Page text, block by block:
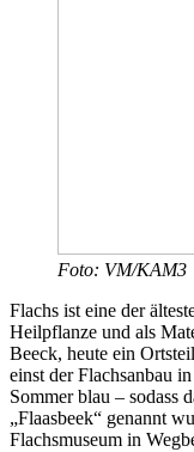
Foto: VM/KAM3
Flachs ist eine der
Heilpflanze und als
Beeck, heute ein
einst der Flachsanbau
Sommer blau – sodass
„Flaasbeek“ genannt
Flachsmuseum in